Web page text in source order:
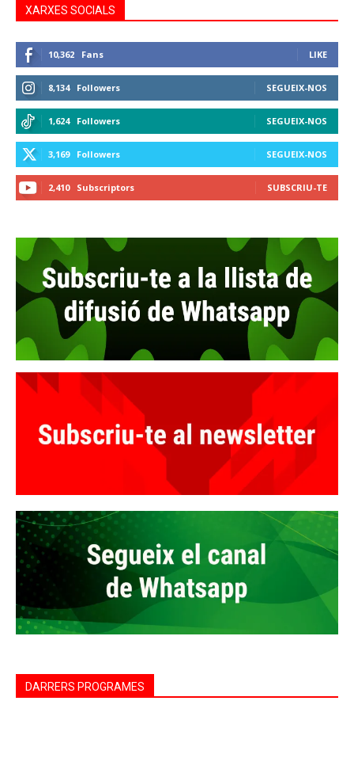
XARXES SOCIALS
10,362 Fans LIKE
8,134 Followers SEGUEIX-NOS
1,624 Followers SEGUEIX-NOS
3,169 Followers SEGUEIX-NOS
2,410 Subscriptors SUBSCRIU-TE
DARRERS PROGRAMES